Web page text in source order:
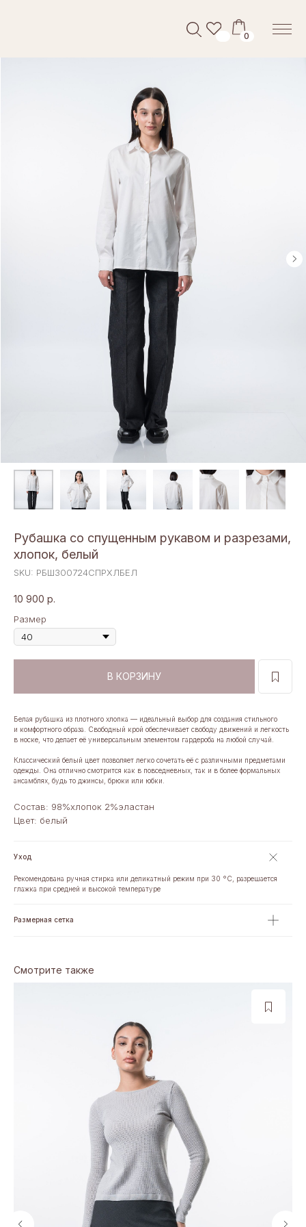
КАТАЛОГ LOOKBOOK
КАТАЛОГ LOOKBOOK
Рубашка со спущенным рукавом и разрезами,
хлопок, белый
SKU: РБШ300724СПРХЛБЕЛ
10 900 р.
Размер
В КОРЗИНУ
Белая рубашка из плотного хлопка — идеальный выбор для создания стильного
и комфортного образа. Свободный крой обеспечивает свободу движений и легкость
в носке, что делает её универсальным элементом гардероба на любой случай.
Классический белый цвет позволяет легко сочетать её с различными предметами
одежды. Она отлично смотрится как в повседневных, так и в более формальных
ансамблях, будь то джинсы, брюки или юбки.
Состав: 98%хлопок 2%эластан
Цвет: белый
Уход
Рекомендована ручная стирка или деликатный режим при 30 °C, разрешается
глажка при средней и высокой температуре
Размерная сетка
Смотрите также